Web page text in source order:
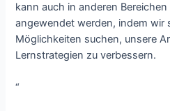
kann auch in anderen
angewendet werden, indem wir
Möglichkeiten suchen, unsere
Lernstrategien zu verbessern.
“